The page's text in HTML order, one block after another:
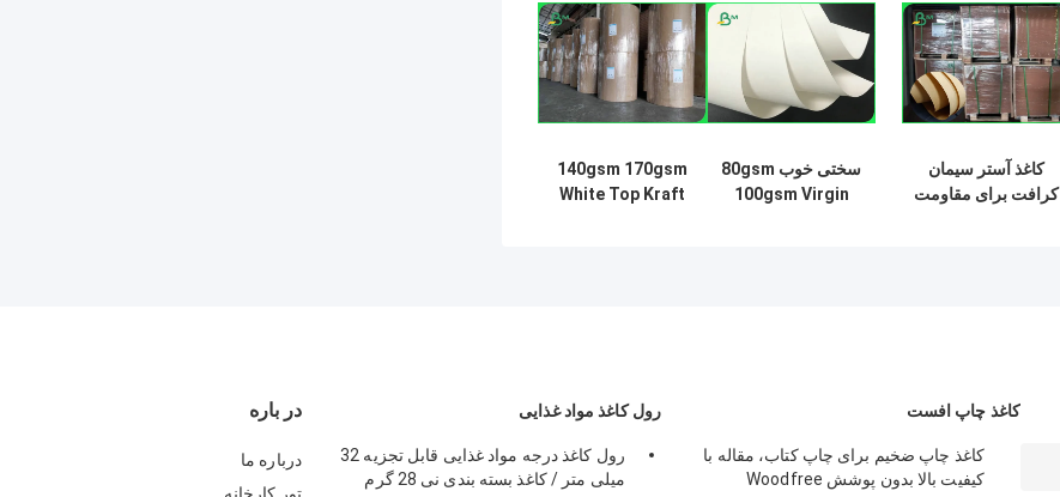
کاغذ آستر سیمان
کرافت برای مقاومت
سختی خوب 80gsm
100gsm Virgin
140gsm 170gsm
White Top Kraft
در باره
درباره ما
رول کاغذ مواد غذایی
رول کاغذ درجه مواد غذایی قابل تجزیه 32
میلی متر / کاغذ بسته بندی نی 28 گرم
کاغذ چاپ افست
کاغذ چاپ ضخیم برای چاپ کتاب، مقاله با
کیفیت بالا بدون پوشش Woodfree